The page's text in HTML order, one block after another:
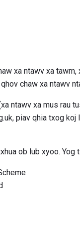
xa ntawv xa
chaw xa ntawv
ntawv xa mus rau
piav qhia txog
ob lub xyoo. Yog